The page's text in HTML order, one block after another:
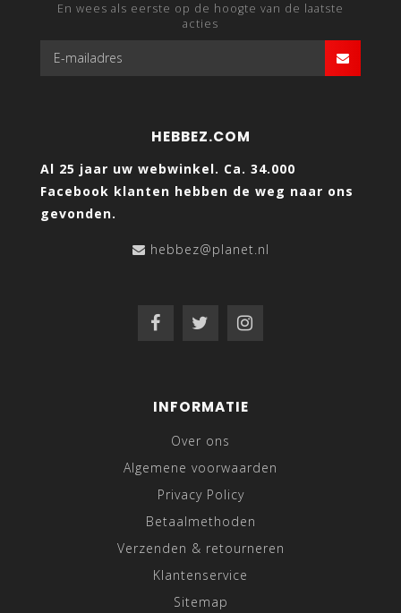
En wees als eerste op de hoogte van de laatste
acties
HEBBEZ.COM
Al 25 jaar uw webwinkel. Ca. 34.000
Facebook klanten hebben de weg naar ons
gevonden.
hebbez@planet.nl
INFORMATIE
Over ons
Algemene voorwaarden
Privacy Policy
Betaalmethoden
Verzenden & retourneren
Klantenservice
Sitemap